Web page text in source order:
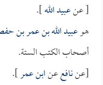
[ عنعبيد الله].
هوعبيد الله بن عمر بن
أصحاب الكتب الستة.
[عننافععنابن عمر].